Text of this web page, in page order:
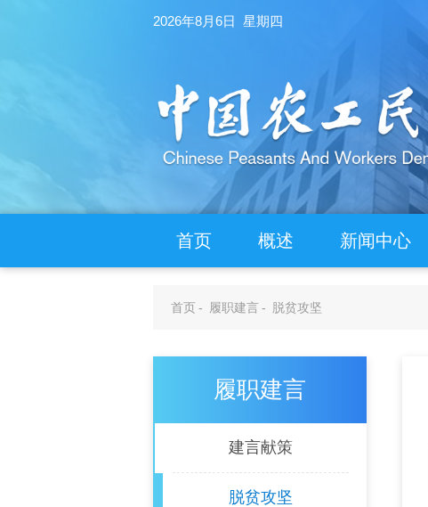
2026年8月6日 星期四
首页 概述 新闻中心
首页- 履职建言- 脱贫攻坚
履职建言
建言献策
脱贫攻坚